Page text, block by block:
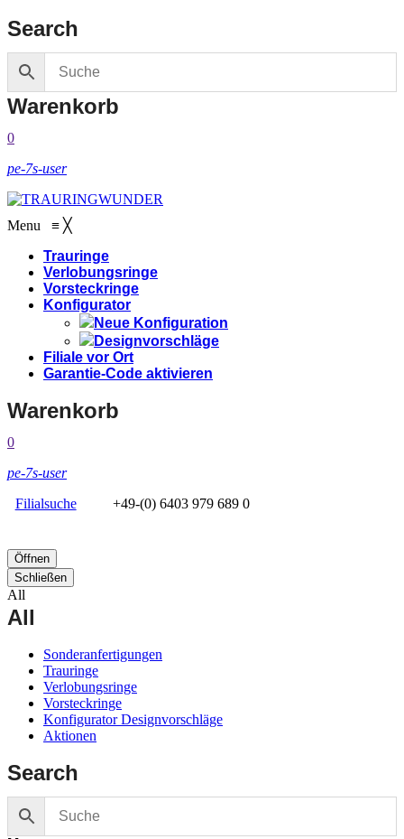
Search
Warenkorb
0
pe-7s-user
Menu ≡ ╳
Trauringe
Verlobungsringe
Vorsteckringe
Konfigurator
Neue Konfiguration
Designvorschläge
Filiale vor Ort
Garantie-Code aktivieren
Warenkorb
0
pe-7s-user
Filialsuche
+49-(0) 6403 979 689 0
Öffnen
Schließen
All
All
Sonderanfertigungen
Trauringe
Verlobungsringe
Vorsteckringe
Konfigurator Designvorschläge
Aktionen
Search